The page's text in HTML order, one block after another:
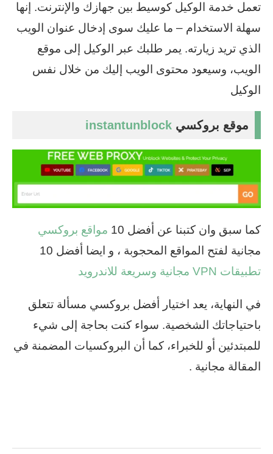
تعمل خدمة الوكيل كوسيط بين جهازك والإنترنت. إنها
سهلة الاستخدام – ما عليك سوى إدخال عنوان الويب
الذي تريد زيارته. يمر طلبك عبر الوكيل إلى موقع
الويب، وسيعود محتوى الويب إليك من خلال نفس
الوكيل
موقع بروكسي instantunblock
كما سبق وان كتبنا عن أفضل 10
مواقع بروكسي
مجانية لفتح المواقع المحجوبة ، و ايضا أفضل 10
تطبيقات VPN مجانية وسريعة للاندرويد
في النهاية، يعد اختيار أفضل بروكسي مسألة تتعلق
باحتياجاتك الشخصية. سواء كنت بحاجة إلى شيء
للمبتدئين أو للخبراء، كما أن البروكسيات المضمنة في
المقالة مجانية .